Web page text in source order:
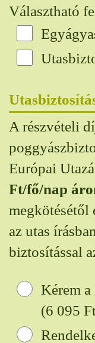
Választható
A részvételi
Európai
Ft/fő/nap
megkötésétől
az utas
biztosítással
Kérem
(6 095